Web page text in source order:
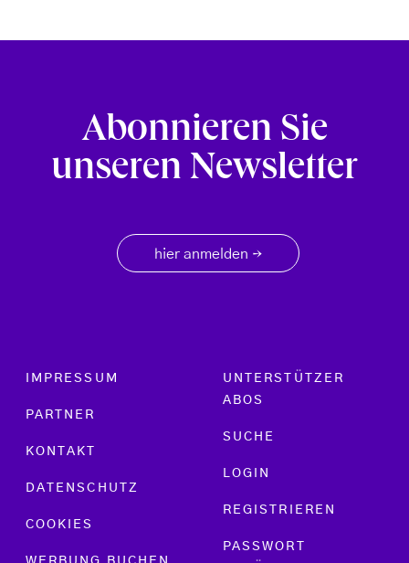
Abonnieren Sie
unseren Newsletter
hier anmelden →
Footer menu
IMPRESSUM
PARTNER
KONTAKT
DATENSCHUTZ
COOKIES
UNTERSTÜTZER
ABOS
SUCHE
LOGIN
REGISTRIEREN
PASSWORT